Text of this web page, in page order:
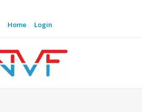
Home Login